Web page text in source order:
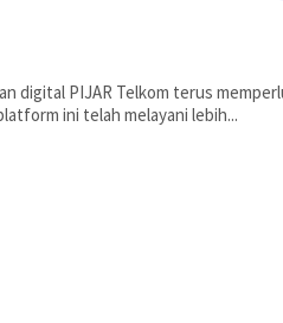
digital PIJAR Telkom terus
ini telah melayani lebih...